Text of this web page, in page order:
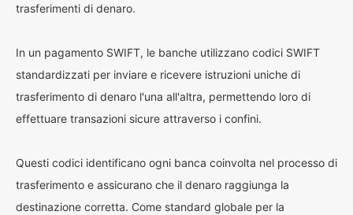
trasferimenti di denaro.
In un pagamento SWIFT, le banche utilizzano codici SWIFT
standardizzati per inviare e ricevere istruzioni uniche di
trasferimento di denaro l'una all'altra, permettendo loro di
effettuare transazioni sicure attraverso i confini.
Questi codici identificano ogni banca coinvolta nel processo di
trasferimento e assicurano che il denaro raggiunga la
destinazione corretta. Come standard globale per la